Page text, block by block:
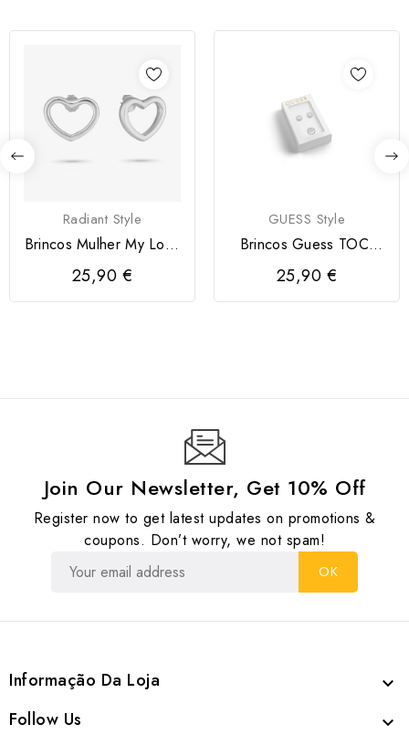
Radiant Style
Brincos Mulher My Love
Prateados
25,90 €
GUESS Style
Brincos Guess TOC-
CRYSTAL HEART|
Prateados
25,90 €
Join Our Newsletter, Get 10% Off
Register now to get latest updates on promotions &
coupons. Don’t worry, we not spam!
Informação Da Loja 
Follow Us 